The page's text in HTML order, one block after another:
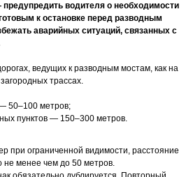
водителя о необходимости
к остановке перед разводным
аварийных ситуаций, связанных с
ведущих к разводным мостам, как на
трассах.
50–100 метров;
пунктов — 150–300 метров.
при ограниченной видимости, расстояние
менее чем до 50 метров.